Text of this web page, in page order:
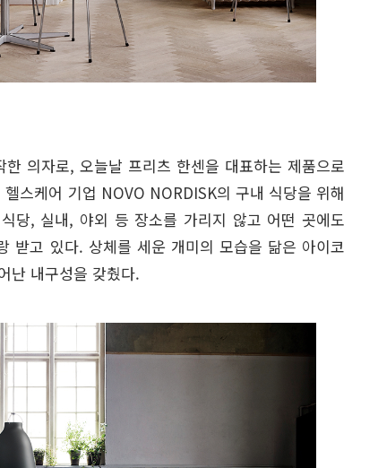
의자로, 오늘날 프리츠 한센을 대표하는 제품으로
스케어 기업 NOVO NORDISK의 구내 식당을 위해
당, 실내, 야외 등 장소를 가리지 않고 어떤 곳에도
받고 있다. 상체를 세운 개미의 모습을 닮은 아이코
난 내구성을 갖췄다.